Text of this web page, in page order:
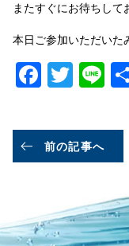
またすぐにお待ちして
本日ご参加いただいた
前の記事へ